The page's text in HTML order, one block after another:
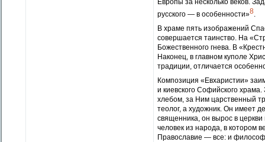
Европы за несколько веков.
русского — в особенности»8.
В храме пять изображений
совершается таинство. На
Божественного гнева. В
Наконец, в главном куполе
традиции, отличается
Композиция «Евхаристии»
и киевского Софийского
хлебом, за Ним царственный
теолог, а художник. Он имеет
священника, он вырос в
человек из народа, в котором
Православие — все: и